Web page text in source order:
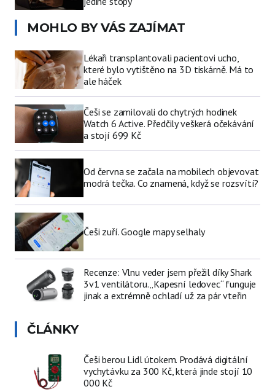
MOHLO BY VÁS ZAJÍMAT
Lékaři transplantovali pacientovi ucho,
které bylo vytištěno na 3D tiskárně. Má to
ale háček
Češi se zamilovali do chytrých hodinek
Watch 6 Active. Předčily veškerá očekávání
a stojí 699 Kč
Od června se začala na mobilech objevovat
modrá tečka. Co znamená, když se rozsvítí?
Češi zuří. Google mapy selhaly
Recenze: Vlnu veder jsem přežil díky Shark
3v1 ventilátoru. „Kapesní ledovec“ funguje
jinak a extrémně ochladí už za pár vteřin
ČLÁNKY
Češi berou Lidl útokem. Prodává digitální
vychytávku za 300 Kč, která jinde stojí 10
000 Kč